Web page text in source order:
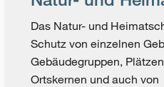
Das Natur- und
Schutz von einzelnen
Gebäudegruppen,
Ortskernen und auch von